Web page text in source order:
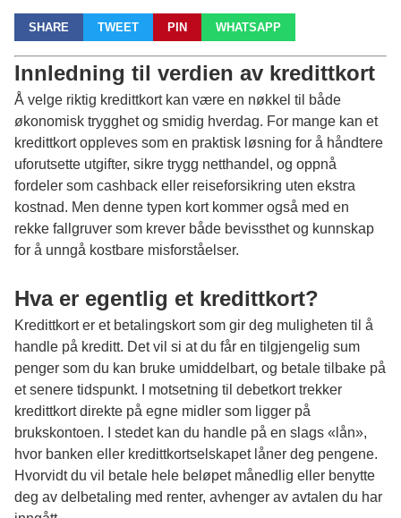
SHARE TWEET PIN WHATSAPP
Innledning til verdien av kredittkort
Å velge riktig kredittkortkan være en nøkkel til både
økonomisk trygghet og smidig hverdag. For mange kan et
kredittkort oppleves som en praktisk løsning for å håndtere
uforutsette utgifter, sikre trygg netthandel, og oppnå
fordeler som cashback eller reiseforsikring uten ekstra
kostnad. Men denne typen kort kommer også med en
rekke fallgruver som krever både bevissthet og kunnskap
for å unngå kostbare misforståelser.
Hva er egentlig et kredittkort?
Kredittkort er et betalingskort som gir deg muligheten til å
handle på kreditt. Det vil si at du får en tilgjengelig sum
penger som du kan bruke umiddelbart, og betale tilbake på
et senere tidspunkt. I motsetning til debetkort trekker
kredittkort direkte på egne midler som ligger på
brukskontoen. I stedet kan du handle på en slags «lån»,
hvor banken eller kredittkortselskapet låner deg pengene.
Hvorvidt du vil betale hele beløpet månedlig eller benytte
deg av delbetaling med renter, avhenger av avtalen du har